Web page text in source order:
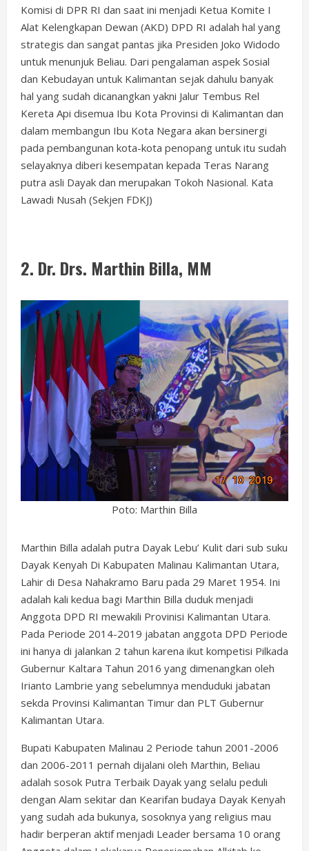
Komisi di DPR RI dan saat ini menjadi Ketua Komite I
Alat Kelengkapan Dewan (AKD) DPD RI adalah hal yang
strategis dan sangat pantas jika Presiden Joko Widodo
untuk menunjuk Beliau. Dari pengalaman aspek Sosial
dan Kebudayan untuk Kalimantan sejak dahulu banyak
hal yang sudah dicanangkan yakni Jalur Tembus Rel
Kereta Api disemua Ibu Kota Provinsi di Kalimantan dan
dalam membangun Ibu Kota Negara akan bersinergi
pada pembangunan kota-kota penopang untuk itu sudah
selayaknya diberi kesempatan kepada Teras Narang
putra asli Dayak dan merupakan Tokoh Nasional. Kata
Lawadi Nusah (Sekjen FDKJ)
2. Dr. Drs. Marthin Billa, MM
Poto: Marthin Billa
Marthin Billa adalah putra Dayak Lebu’ Kulit dari sub suku
Dayak Kenyah Di Kabupaten Malinau Kalimantan Utara,
Lahir di Desa Nahakramo Baru pada 29 Maret 1954. Ini
adalah kali kedua bagi Marthin Billa duduk menjadi
Anggota DPD RI mewakili Provinisi Kalimantan Utara.
Pada Periode 2014-2019 jabatan anggota DPD Periode
ini hanya di jalankan 2 tahun karena ikut kompetisi Pilkada
Gubernur Kaltara Tahun 2016 yang dimenangkan oleh
Irianto Lambrie yang sebelumnya menduduki jabatan
sekda Provinsi Kalimantan Timur dan PLT Gubernur
Kalimantan Utara.
Bupati Kabupaten Malinau 2 Periode tahun 2001-2006
dan 2006-2011 pernah dijalani oleh Marthin, Beliau
adalah sosok Putra Terbaik Dayak yang selalu peduli
dengan Alam sekitar dan Kearifan budaya Dayak Kenyah
yang sudah ada bukunya, sosoknya yang religius mau
hadir berperan aktif menjadi Leader bersama 10 orang